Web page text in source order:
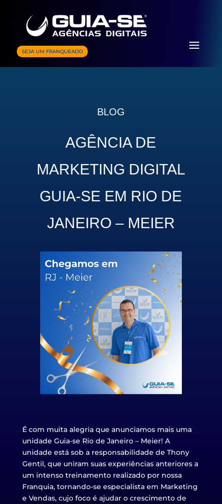
SEJA UM FRANQUEADO
BLOG
AGÊNCIA DE
MARKETING DIGITAL
GUIA-SE EM RIO DE
JANEIRO – MEIER
É com muita alegria que anunciamos mais uma
unidade Guia-se Rio de Janeiro – Meier! A
unidade está sob a responsabilidade de Thony
Gentil, que uniram suas experiências anteriores a
um intenso treinamento realizado por nossa
Franquia, tornando-se especialista em Marketing
e Vendas, cujo foco é ajudar o crescimento de